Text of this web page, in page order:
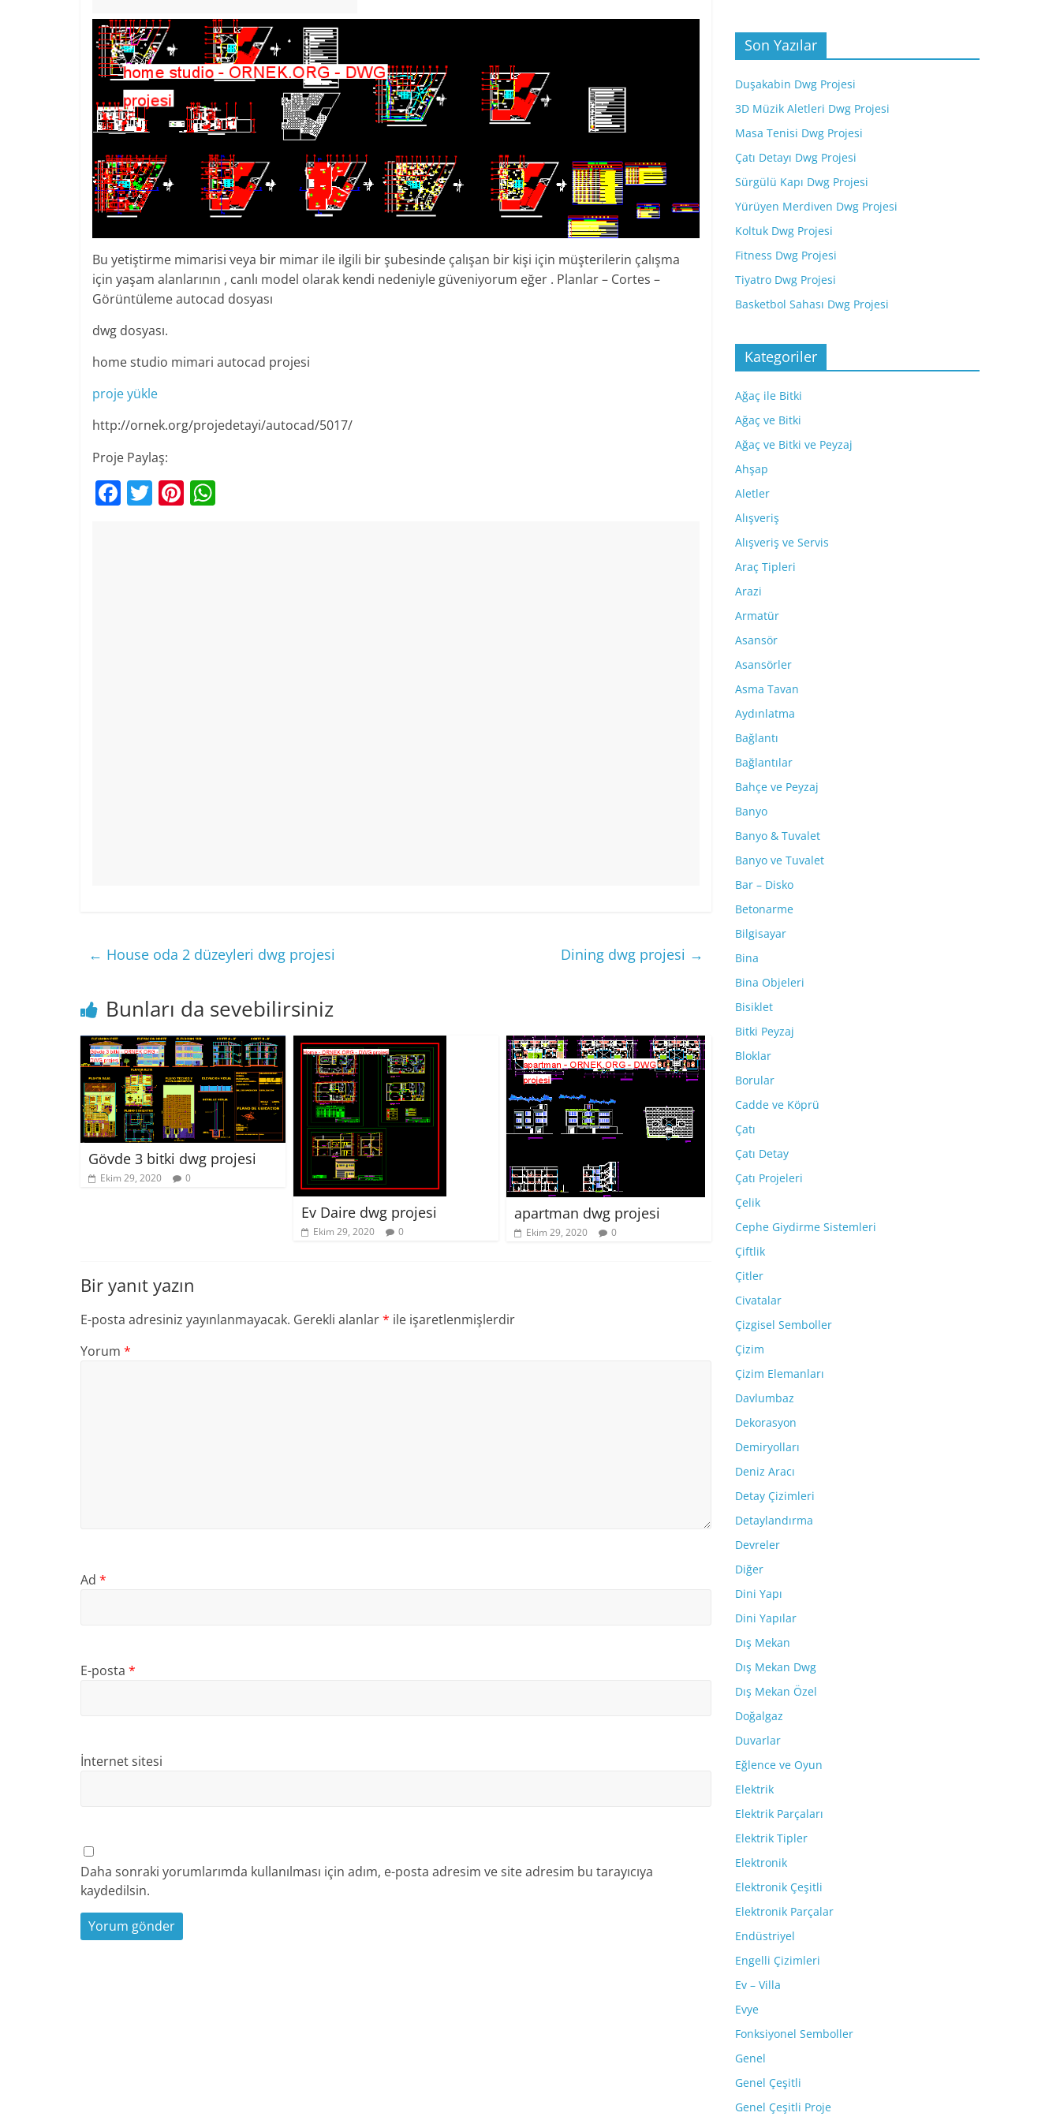
Bu yetiştirme mimarisi veya bir mimar ile ilgili bir şubesinde çalışan bir kişi için müşterilerin çalışma
için yaşam alanlarının , canlı model olarak kendi nedeniyle güveniyorum eğer . Planlar – Cortes –
Görüntüleme autocad dosyası
dwg dosyası.
home studio mimari autocad projesi
proje yükle
http://ornek.org/projedetayi/autocad/5017/
Proje Paylaş:
F T Pi
← House oda 2 düzeyleri dwg projesi Dining dwg projesi →
Bunları da sevebilirsiniz
Gövde 3 bitki dwg projesi
Ekim 29, 2020 0
Ev Daire dwg projesi
Ekim 29, 2020 0
apartman dwg projesi
Ekim 29, 2020 0
Bir yanıt yazın
E-posta adresiniz yayınlanmayacak. Gerekli alanlar* ile işaretlenmişlerdir
Yorum *
Ad *
E-posta *
İnternet sitesi
Daha sonraki yorumlarımda kullanılması için adım, e-posta adresim ve site adresim bu tarayıcıya
kaydedilsin.
Son Yazılar
Duşakabin Dwg Projesi
3D Müzik Aletleri Dwg Projesi
Masa Tenisi Dwg Projesi
Çatı Detayı Dwg Projesi
Sürgülü Kapı Dwg Projesi
Yürüyen Merdiven Dwg Projesi
Koltuk Dwg Projesi
Fitness Dwg Projesi
Tiyatro Dwg Projesi
Basketbol Sahası Dwg Projesi
Kategoriler
Ağaç ile Bitki
Ağaç ve Bitki
Ağaç ve Bitki ve Peyzaj
Ahşap
Aletler
Alışveriş
Alışveriş ve Servis
Araç Tipleri
Arazi
Armatür
Asansör
Asansörler
Asma Tavan
Aydınlatma
Bağlantı
Bağlantılar
Bahçe ve Peyzaj
Banyo
Banyo & Tuvalet
Banyo ve Tuvalet
Bar – Disko
Betonarme
Bilgisayar
Bina
Bina Objeleri
Bisiklet
Bitki Peyzaj
Bloklar
Borular
Cadde ve Köprü
Çatı
Çatı Detay
Çatı Projeleri
Çelik
Cephe Giydirme Sistemleri
Çiftlik
Çitler
Civatalar
Çizgisel Semboller
Çizim
Çizim Elemanları
Davlumbaz
Dekorasyon
Demiryolları
Deniz Aracı
Detay Çizimleri
Detaylandırma
Devreler
Diğer
Dini Yapı
Dini Yapılar
Dış Mekan
Dış Mekan Dwg
Dış Mekan Özel
Doğalgaz
Duvarlar
Eğlence ve Oyun
Elektrik
Elektrik Parçaları
Elektrik Tipler
Elektronik
Elektronik Çeşitli
Elektronik Parçalar
Endüstriyel
Engelli Çizimleri
Ev – Villa
Evye
Fonksiyonel Semboller
Genel
Genel Çeşitli
Genel Çeşitli Proje